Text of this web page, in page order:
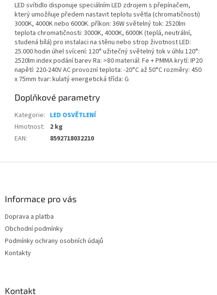
LED svítidlo disponuje speciálním LED zdrojem s přepínačem,
který umožňuje předem nastavit teplotu světla (chromatičnosti)
3000K, 4000K nebo 6000K. příkon: 36W světelný tok: 2520lm
teplota chromatičnosti: 3000K, 4000K, 6000K (teplá, neutrální,
studená bílá) pro instalaci na stěnu nebo strop životnost LED:
25.000 hodin úhel svícení: 120° užitečný světelný tok v úhlu 120°:
2520lm index podání barev Ra: >80 materiál: Fe + PMMA krytí: IP20
napětí: 220-240V AC provozní teplota: -20°C až 50°C rozměry: 450
x 75mm tvar: kulatý energetická třída: G
Doplňkové parametry
Kategorie: LED OSVĚTLENÍ
Hmotnost:
2 kg
EAN: 8592718032210
Informace pro vás
Doprava a platba
Obchodní podmínky
Podmínky ochrany osobních údajů
Kontakty
Kontakt